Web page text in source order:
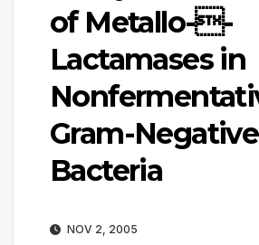
of Metallo--
Lactamases in
Gram-Negative
Bacteria
NOV 2, 2005